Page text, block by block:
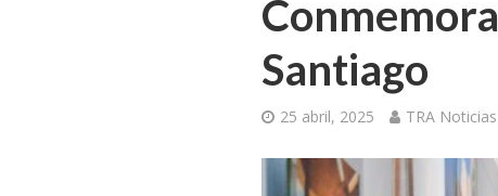
Santiago
25 abril, 2025 TRA Noticias